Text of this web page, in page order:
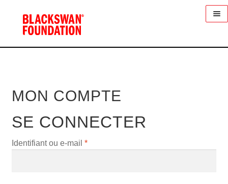
A PROPOS
MON COMPTE
PANIER
Accueil Mon Compte
MON COMPTE
SE CONNECTER
Identifiant ou e-mail *Obligatoire